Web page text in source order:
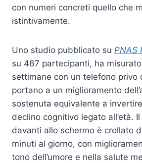
con numeri concreti quello che
istintivamente.
Uno studio pubblicato su PNAS
su 467 partecipanti, ha
settimane con un telefono privo
portano a un miglioramento
sostenuta equivalente a
declino cognitivo legato all’età.
davanti allo schermo è crollato
minuti al giorno, con
tono dell’umore e nella salute